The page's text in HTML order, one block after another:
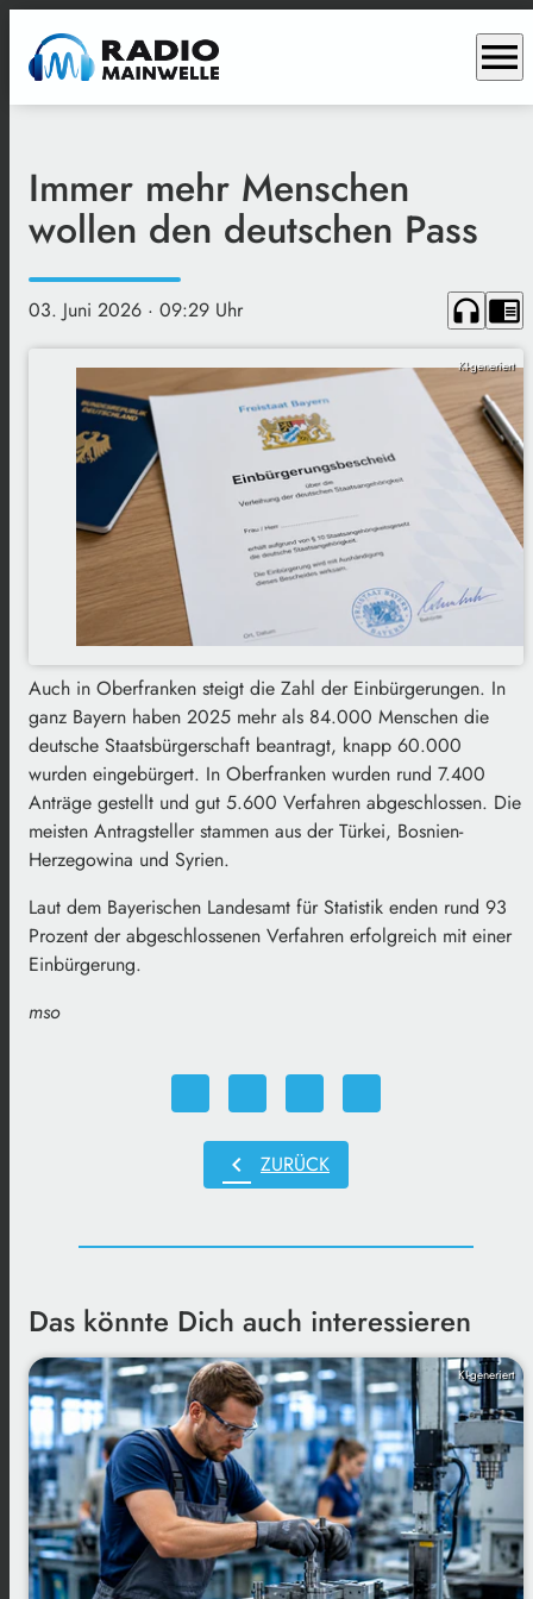
menu
Immer mehr Menschen
wollen den deutschen Pass
03. Juni 2026 · 09:29 Uhr headphones chrome_reader_mode
KI-generiert
Auch in Oberfranken steigt die Zahl der Einbürgerungen. In
ganz Bayern haben 2025 mehr als 84.000 Menschen die
deutsche Staatsbürgerschaft beantragt, knapp 60.000
wurden eingebürgert. In Oberfranken wurden rund 7.400
Anträge gestellt und gut 5.600 Verfahren abgeschlossen. Die
meisten Antragsteller stammen aus der Türkei, Bosnien-
Herzegowina und Syrien.
Laut dem Bayerischen Landesamt für Statistik enden rund 93
Prozent der abgeschlossenen Verfahren erfolgreich mit einer
Einbürgerung.
mso
chevron_left ZURÜCK
Das könnte Dich auch interessieren
KI-generiert